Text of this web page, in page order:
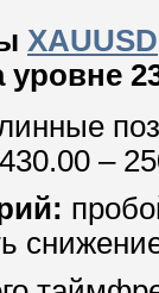
XAUUSD
уровне
–